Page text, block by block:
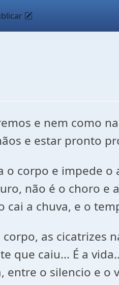
e nem como
e estar pronto
o corpo e impede
não é o choro e
cai a chuva, e o
corpo, as cicatrizes
que caiu... É a
entre o silencio e o